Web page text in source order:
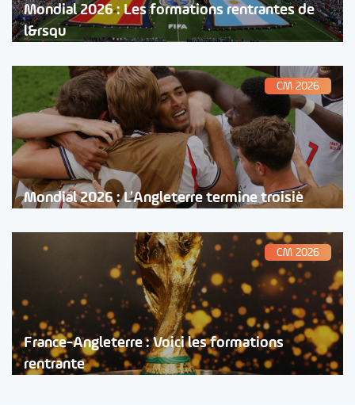
Mondial 2026 : Les formations rentrantes de
l&rsqu
CM 2026
Mondial 2026 : L’Angleterre termine troisiè
CM 2026
France-Angleterre : Voici les formations
rentrante